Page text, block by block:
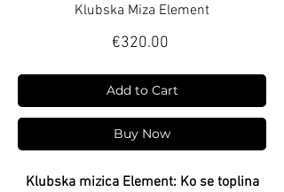
Klubska Miza Element
€320.00Price
Add to Cart
Buy Now
Klubska mizica Element: Ko se toplina